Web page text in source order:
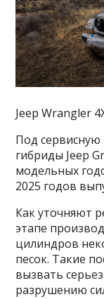
Jeep Wrangler
Под
гибриды Jeep
модельных
2025 годов
Как уточняют
этапе
цилиндров
песок. Такие
вызвать
разрушению